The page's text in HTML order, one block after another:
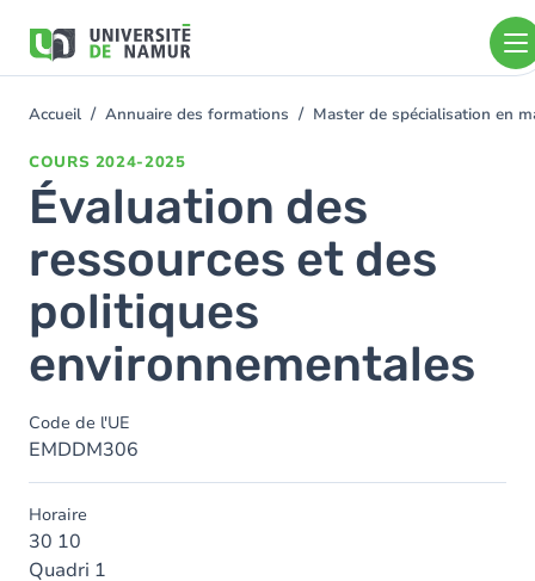
contenu
You
here
Accueil Annuaire des formations Master de spécialisation en
COURS 2024-2025
Évaluation des
ressources et des
politiques
environnementales
Code de l'UE
EMDDM306
Horaire
30 10
Quadri 1